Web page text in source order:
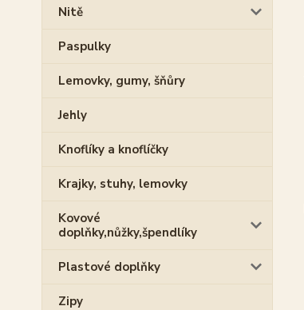
Nitě
Paspulky
Lemovky, gumy, šňůry
Jehly
Knoflíky a knoflíčky
Krajky, stuhy, lemovky
Kovové
doplňky,nůžky,špendlíky
Plastové doplňky
Zipy